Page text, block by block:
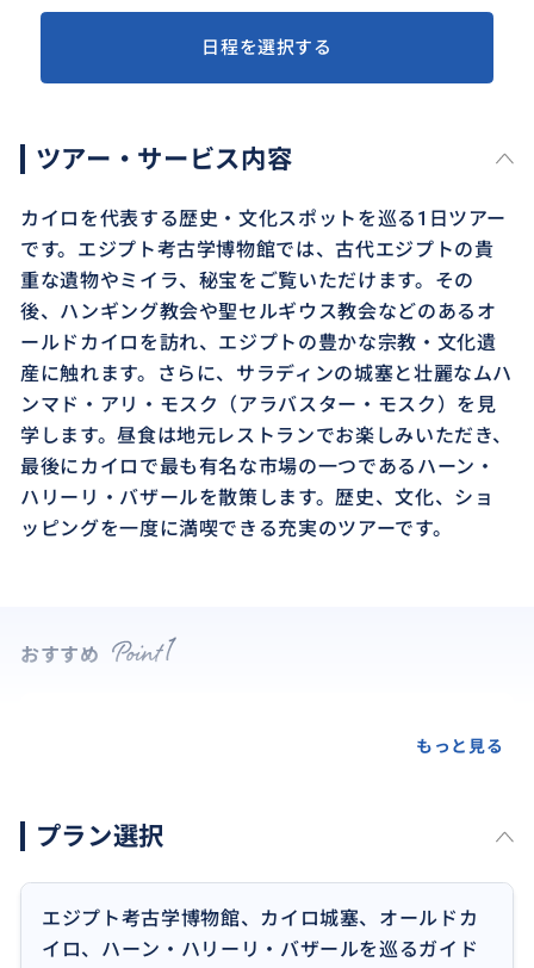
日程を選択する
ツアー・サービス内容
カイロを代表する歴史・文化スポットを巡る1日ツアー
です。エジプト考古学博物館では、古代エジプトの貴
重な遺物やミイラ、秘宝をご覧いただけます。その
後、ハンギング教会や聖セルギウス教会などのあるオ
ールドカイロを訪れ、エジプトの豊かな宗教・文化遺
産に触れます。さらに、サラディンの城塞と壮麗なムハ
ンマド・アリ・モスク（アラバスター・モスク）を見
学します。昼食は地元レストランでお楽しみいただき、
最後にカイロで最も有名な市場の一つであるハーン・
ハリーリ・バザールを散策します。歴史、文化、ショ
ッピングを一度に満喫できる充実のツアーです。
おすすめ
もっと見る
プラン選択
エジプト考古学博物館、カイロ城塞、オールドカ
イロ、ハーン・ハリーリ・バザールを巡るガイド